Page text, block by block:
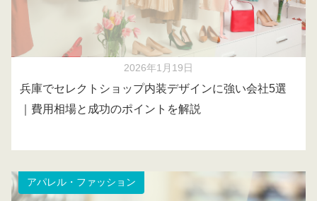
2026年1月19日
兵庫でセレクトショップ内装デザインに強い会社5選
｜費用相場と成功のポイントを解説
アパレル・ファッション